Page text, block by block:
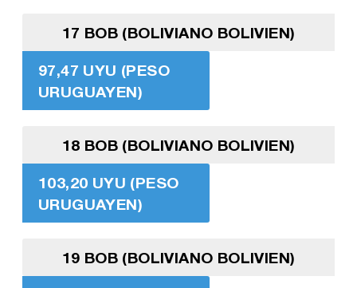
17 BOB (BOLIVIANO BOLIVIEN)
97,47 UYU (PESO
URUGUAYEN)
18 BOB (BOLIVIANO BOLIVIEN)
103,20 UYU (PESO
URUGUAYEN)
19 BOB (BOLIVIANO BOLIVIEN)